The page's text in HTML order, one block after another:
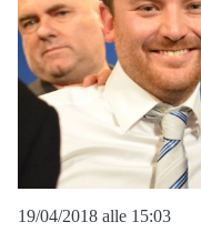
19/04/2018 alle 15:03